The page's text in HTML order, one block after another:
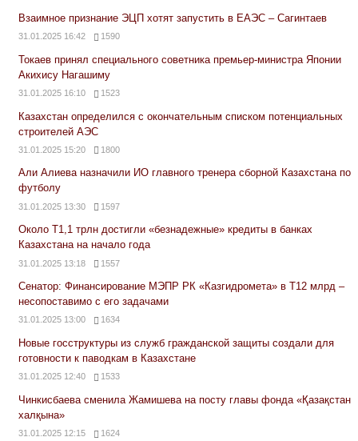
Взаимное признание ЭЦП хотят запустить в ЕАЭС – Сагинтаев
31.01.2025 16:42 1590
Токаев принял специального советника премьер-министра Японии
Акихису Нагашиму
31.01.2025 16:10 1523
Казахстан определился с окончательным списком потенциальных
строителей АЭС
31.01.2025 15:20 1800
Али Алиева назначили ИО главного тренера сборной Казахстана по
футболу
31.01.2025 13:30 1597
Около Т1,1 трлн достигли «безнадежные» кредиты в банках
Казахстана на начало года
31.01.2025 13:18 1557
Сенатор: Финансирование МЭПР РК «Казгидромета» в Т12 млрд –
несопоставимо с его задачами
31.01.2025 13:00 1634
Новые госструктуры из служб гражданской защиты создали для
готовности к паводкам в Казахстане
31.01.2025 12:40 1533
Чинкисбаева сменила Жамишева на посту главы фонда «Қазақстан
халқына»
31.01.2025 12:15 1624